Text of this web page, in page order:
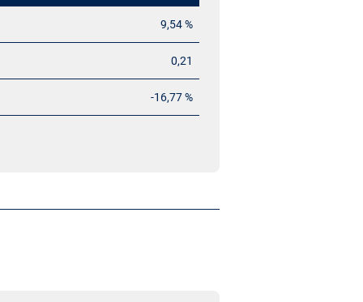
9,54 %
0,21
-16,77 %